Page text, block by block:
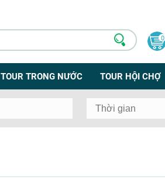
0
TOUR TRONG NƯỚC TOUR HỘI CHỢ